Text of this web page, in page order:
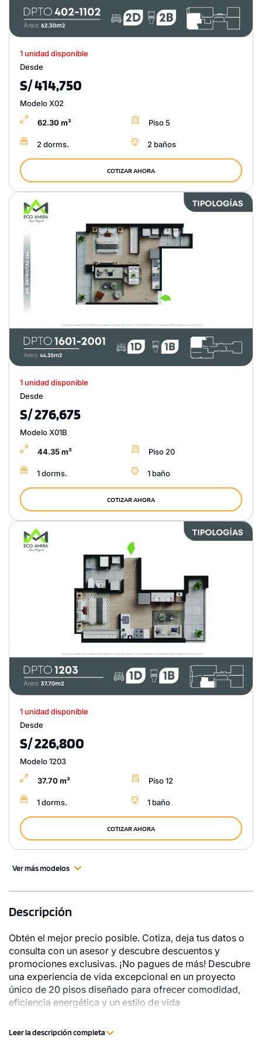
1 unidad disponible
Desde
S/ 414,750
Modelo X02
62.30 m² Piso 5
2 dorms. 2 baños
COTIZAR AHORA
1 unidad disponible
Desde
S/ 276,675
Modelo X01B
44.35 m² Piso 20
1 dorms. 1 baño
COTIZAR AHORA
1 unidad disponible
Desde
S/ 226,800
Modelo 1203
37.70 m² Piso 12
1 dorms. 1 baño
COTIZAR AHORA
Ver más modelos
Descripción
Obtén el mejor precio posible. Cotiza, deja tus datos o
consulta con un asesor y descubre descuentos y
promociones exclusivas. ¡No pagues de más! Descubre
una experiencia de vida excepcional en un proyecto
único de 20 pisos diseñado para ofrecer comodidad,
eficiencia energética y un estilo de vida
una zona estratégica de San Miguel, EcoAmira redefine
Leer la descripción completa